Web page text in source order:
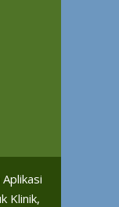
Klinik,